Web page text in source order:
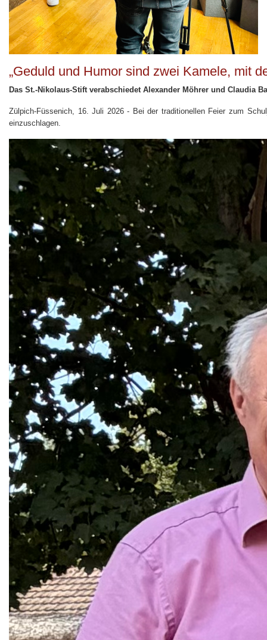
„Geduld und Humor sind zwei Kamele, mit
Das St.-Nikolaus-Stift verabschiedet Alexander Möhrer und Claudia
Zülpich-Füssenich, 16. Juli 2026 - Bei der traditionellen Feier zum
einzuschlagen.